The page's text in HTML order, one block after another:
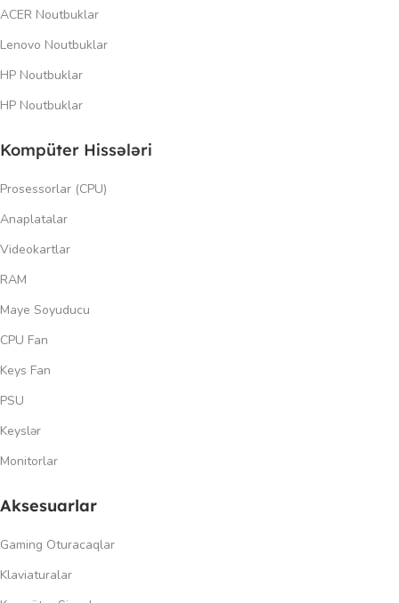
ACER Noutbuklar
Lenovo Noutbuklar
HP Noutbuklar
HP Noutbuklar
Kompüter Hissələri
Prosessorlar (CPU)
Anaplatalar
Videokartlar
RAM
Maye Soyuducu
CPU Fan
Keys Fan
PSU
Keyslər
Monitorlar
Aksesuarlar
Gaming Oturacaqlar
Klaviaturalar